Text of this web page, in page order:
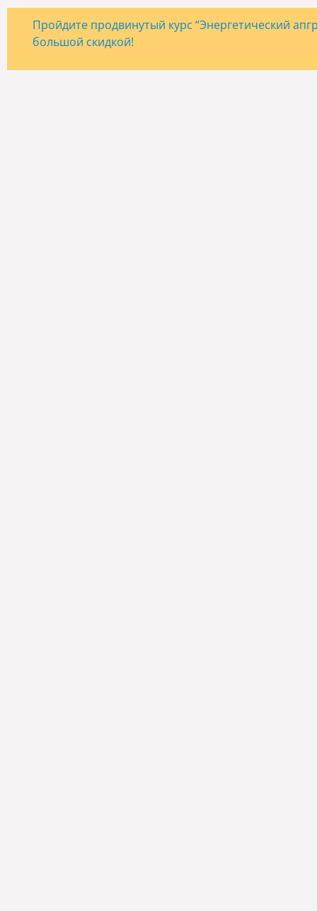
Пройдите продвинутый курс “Энергетический
большой скидкой!